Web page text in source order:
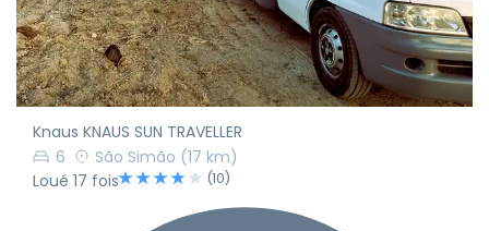
Knaus KNAUS SUN TRAVELLER
6
São Simão (17 km)
Loué 17 fois
(10)